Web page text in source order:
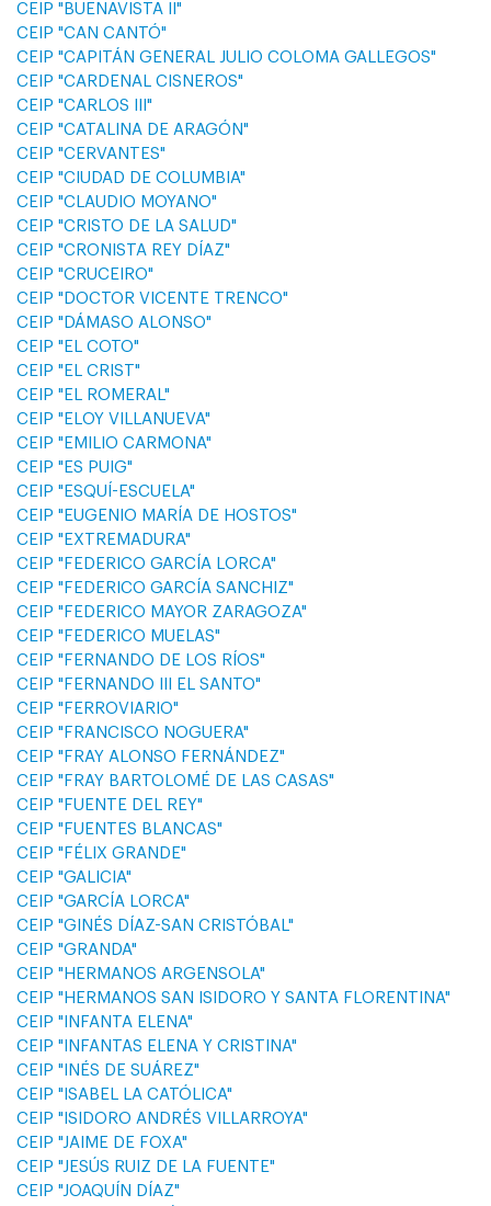
CEIP "BUENAVISTA II"
CEIP "CAN CANTÓ"
CEIP "CAPITÁN GENERAL JULIO COLOMA GALLEGOS"
CEIP "CARDENAL CISNEROS"
CEIP "CARLOS III"
CEIP "CATALINA DE ARAGÓN"
CEIP "CERVANTES"
CEIP "CIUDAD DE COLUMBIA"
CEIP "CLAUDIO MOYANO"
CEIP "CRISTO DE LA SALUD"
CEIP "CRONISTA REY DÍAZ"
CEIP "CRUCEIRO"
CEIP "DOCTOR VICENTE TRENCO"
CEIP "DÁMASO ALONSO"
CEIP "EL COTO"
CEIP "EL CRIST"
CEIP "EL ROMERAL"
CEIP "ELOY VILLANUEVA"
CEIP "EMILIO CARMONA"
CEIP "ES PUIG"
CEIP "ESQUÍ-ESCUELA"
CEIP "EUGENIO MARÍA DE HOSTOS"
CEIP "EXTREMADURA"
CEIP "FEDERICO GARCÍA LORCA"
CEIP "FEDERICO GARCÍA SANCHIZ"
CEIP "FEDERICO MAYOR ZARAGOZA"
CEIP "FEDERICO MUELAS"
CEIP "FERNANDO DE LOS RÍOS"
CEIP "FERNANDO III EL SANTO"
CEIP "FERROVIARIO"
CEIP "FRANCISCO NOGUERA"
CEIP "FRAY ALONSO FERNÁNDEZ"
CEIP "FRAY BARTOLOMÉ DE LAS CASAS"
CEIP "FUENTE DEL REY"
CEIP "FUENTES BLANCAS"
CEIP "FÉLIX GRANDE"
CEIP "GALICIA"
CEIP "GARCÍA LORCA"
CEIP "GINÉS DÍAZ-SAN CRISTÓBAL"
CEIP "GRANDA"
CEIP "HERMANOS ARGENSOLA"
CEIP "HERMANOS SAN ISIDORO Y SANTA FLORENTINA"
CEIP "INFANTA ELENA"
CEIP "INFANTAS ELENA Y CRISTINA"
CEIP "INÉS DE SUÁREZ"
CEIP "ISABEL LA CATÓLICA"
CEIP "ISIDORO ANDRÉS VILLARROYA"
CEIP "JAIME DE FOXA"
CEIP "JESÚS RUIZ DE LA FUENTE"
CEIP "JOAQUÍN DÍAZ"